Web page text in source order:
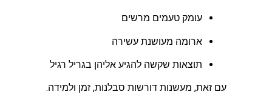
עומק טעמים מרשים
ארומה מעושנת עשירה
תוצאות שקשה להגיע אליהן בגריל רגיל
עם זאת, מעשנות דורשות סבלנות, זמן ולמידה.